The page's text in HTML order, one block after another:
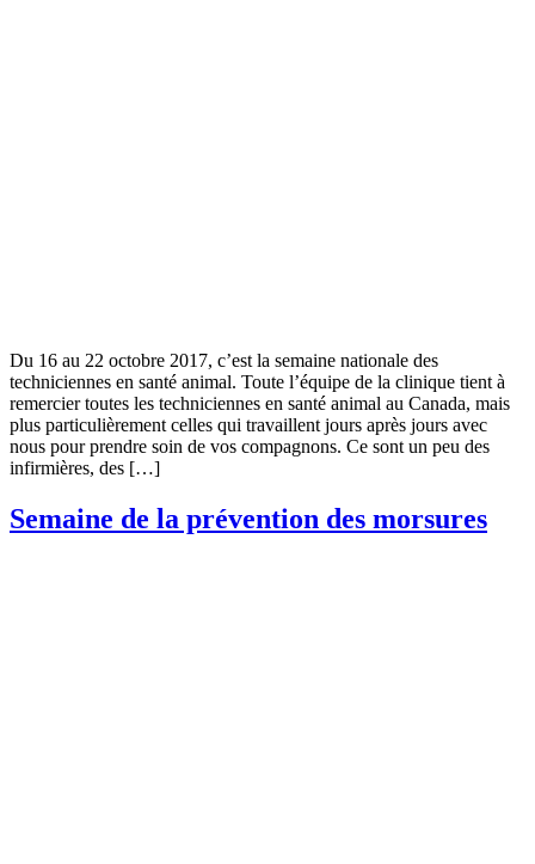
Du 16 au 22 octobre 2017, c’est la semaine nationale des
techniciennes en santé animal. Toute l’équipe de la clinique tient à
remercier toutes les techniciennes en santé animal au Canada, mais
plus particulièrement celles qui travaillent jours après jours avec
nous pour prendre soin de vos compagnons. Ce sont un peu des
infirmières, des […]
Semaine de la prévention des morsures